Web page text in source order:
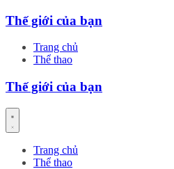
Skip
content
Thế giới của bạn
Trang chủ
Thể thao
Thế giới của bạn
Trang chủ
Thể thao